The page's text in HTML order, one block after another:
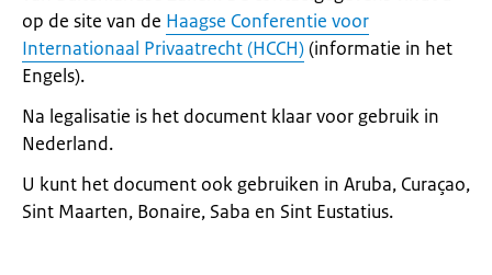
op de site van de Haagse Conferentie voor
Internationaal Privaatrecht (HCCH)(informatie in het
Engels).
Na legalisatie is het document klaar voor gebruik in
Nederland.
U kunt het document ook gebruiken in Aruba, Curaçao,
Sint Maarten, Bonaire, Saba en Sint Eustatius.